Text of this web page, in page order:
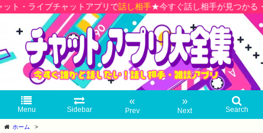
チャットアプリで話し相手★今すぐ話し相手が見つかる・人と交流
Menu Sidebar
«
Prev
»
Next Search
ホーム >